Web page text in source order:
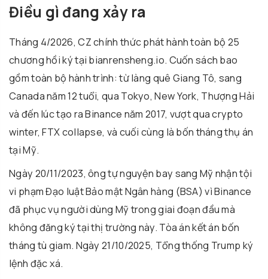
Điều gì đang xảy ra
Tháng 4/2026, CZ chính thức phát hành toàn bộ 25
chương hồi ký tại bianrensheng.io. Cuốn sách bao
gồm toàn bộ hành trình: từ làng quê Giang Tô, sang
Canada năm 12 tuổi, qua Tokyo, New York, Thượng Hải
và đến lúc tạo ra Binance năm 2017, vượt qua crypto
winter, FTX collapse, và cuối cùng là bốn tháng thụ án
tại Mỹ.
Ngày 20/11/2023, ông tự nguyện bay sang Mỹ nhận tội
vi phạm Đạo luật Bảo mật Ngân hàng (BSA) vì Binance
đã phục vụ người dùng Mỹ trong giai đoạn đầu mà
không đăng ký tại thị trường này. Tòa án kết án bốn
tháng tù giam. Ngày 21/10/2025, Tổng thống Trump ký
lệnh đặc xá.